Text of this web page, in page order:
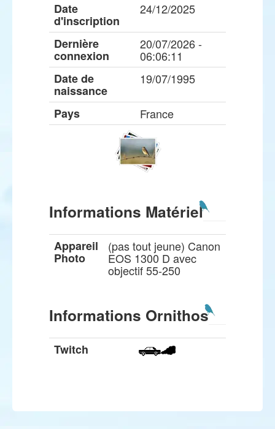
Date
d'inscription
24/12/2025
Dernière
connexion
20/07/2026 -
06:06:11
Date de
naissance
19/07/1995
Pays France
Informations Matériel
Appareil
Photo
(pas tout jeune) Canon
EOS 1300 D avec
objectif 55-250
Informations Ornithos
Twitch